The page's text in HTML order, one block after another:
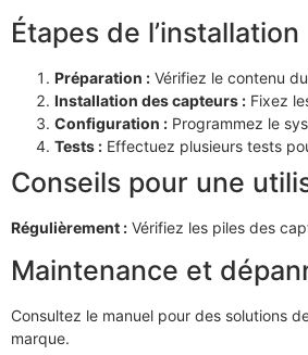
Étapes de l’installation
Préparation : Vérifiez le contenu
Installation des capteurs : Fixez
Configuration : Programmez le
Tests : Effectuez plusieurs tests
Conseils pour une
Régulièrement : Vérifiez les piles des
Maintenance et
Consultez le manuel pour des solutions
marque.